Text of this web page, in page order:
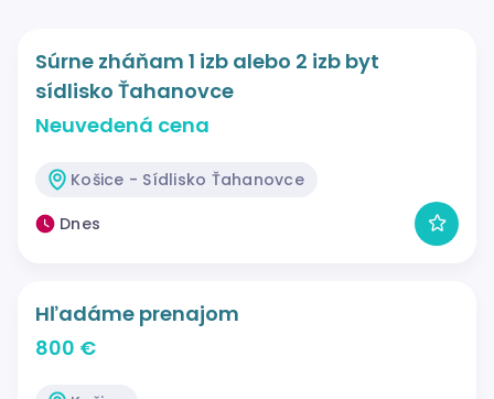
Súrne zháňam 1 izb alebo 2 izb byt
sídlisko Ťahanovce
Neuvedená cena
Košice - Sídlisko Ťahanovce
Dnes
Hľadáme prenajom
800 €